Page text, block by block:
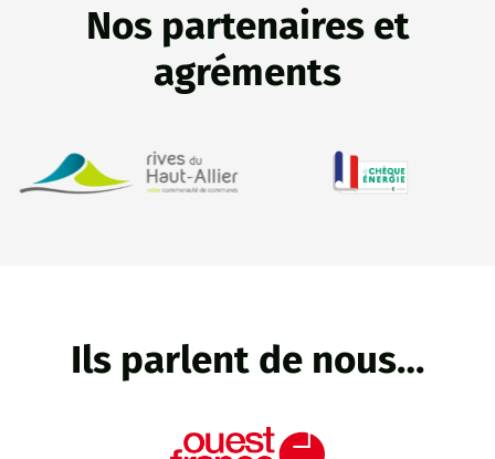
Nos partenaires et
agréments
Ils parlent de nous…